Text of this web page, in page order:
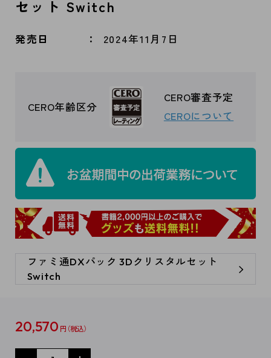
セット Switch
発売日 2024年11月7日
CERO年齢区分
CERO審査予定
CEROについて
ファミ通DXパック 3Dクリスタルセット
Switch
20,570 円